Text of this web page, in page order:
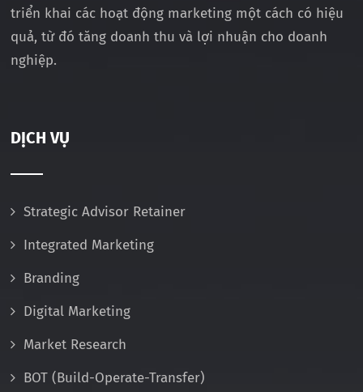
triển khai các hoạt động marketing một cách có hiệu
quả, từ đó tăng doanh thu và lợi nhuận cho doanh
nghiệp.
DỊCH VỤ
Strategic Advisor Retainer
Integrated Marketing
Branding
Digital Marketing
Market Research
BOT (Build-Operate-Transfer)